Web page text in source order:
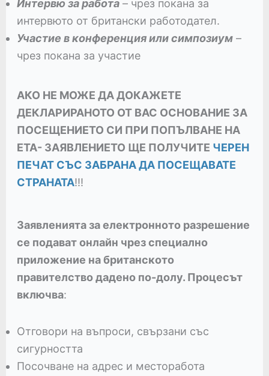
Интервю за работа– чрез покана за
интервюто от британски работодател.
Участие в конференция или симпозиум–
чрез покана за участие
AКО НЕ МОЖЕ ДА ДОКАЖЕТЕ
ДЕКЛАРИРАНОТО ОТ ВАС ОСНОВАНИЕ ЗА
ПОСЕЩЕНИЕТО СИ ПРИ ПОПЪЛВАНЕ НА
ЕТА- ЗАЯВЛЕНИЕТО ЩЕ ПОЛУЧИТЕ ЧЕРЕН
ПЕЧАТ СЪС ЗАБРАНА ДА ПОСЕЩАВАТЕ
СТРАНАТА!!!
Заявленията за електронното разрешение
се подават онлайн чрез специално
приложение на британското
правителство дадено по-долу. Процесът
включва:
Отговори на въпроси, свързани със
сигурността
Посочване на адрес и месторабота